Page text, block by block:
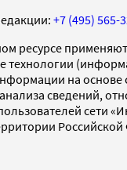
+7 (495) 565-
ресурсе
технологии
на основе
сведений,
сети